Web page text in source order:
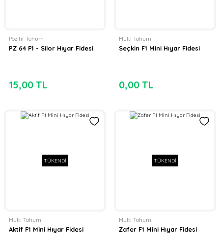
Pozitif Tohum
PZ 64 F1 - Silor Hıyar Fidesi
15,00 TL
Multi Tohum
Seçkin F1 Mini Hıyar Fidesi
0,00 TL
TÜKENDİ
Multi Tohum
Aktif F1 Mini Hıyar Fidesi
TÜKENDİ
Multi Tohum
Zafer F1 Mini Hıyar Fidesi